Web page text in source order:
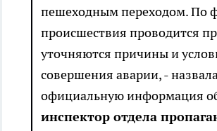
пешеходным переходом. По
происшествия проводится
уточняются причины и
совершения аварии, -
официальную информация
инспектор отдела